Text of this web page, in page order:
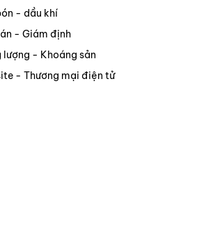
- dầu khí
- Giám định
- Khoáng sản
- Thương mại điện tử